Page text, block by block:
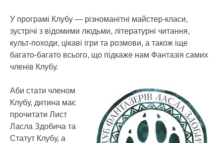
У програмі Клубу — різноманітні майстер-класи,
зустрічі з відомими людьми, літературні читання,
культ-походи, цікаві ігри та розмови, а також іще
багато-багато всього, що підкаже нам Фантазія самих
членів Клубу.
Аби стати членом
Клубу, дитина має
прочитати Лист
Ласла Здобича та
Статут Клубу, а